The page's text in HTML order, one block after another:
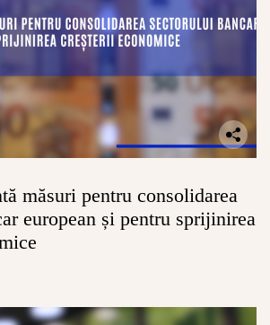
măsuri pentru consolidarea
european și pentru sprijinirea